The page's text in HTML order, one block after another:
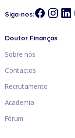
Siga-nos:
Doutor Finanças
Sobre nós
Contactos
Recrutamento
Academia
Fórum